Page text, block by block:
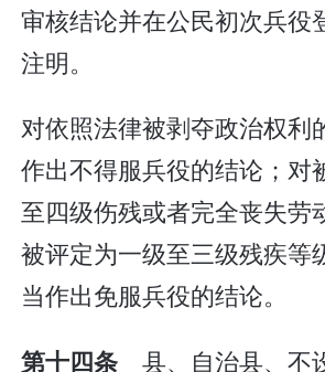
审核结论并在公民初次兵役
注明。
对依照法律被剥夺政治权利
作出不得服兵役的结论；对
至四级伤残或者完全丧失劳
被评定为一级至三级残疾等
当作出免服兵役的结论。
第十四条县、自治县、不